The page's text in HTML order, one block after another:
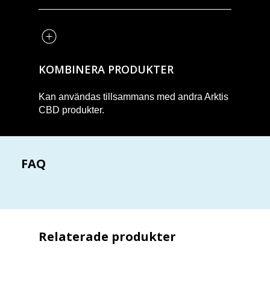
KOMBINERA PRODUKTER
Kan användas tillsammans med andra Arktis
CBD produkter.
FAQ
Relaterade produkter